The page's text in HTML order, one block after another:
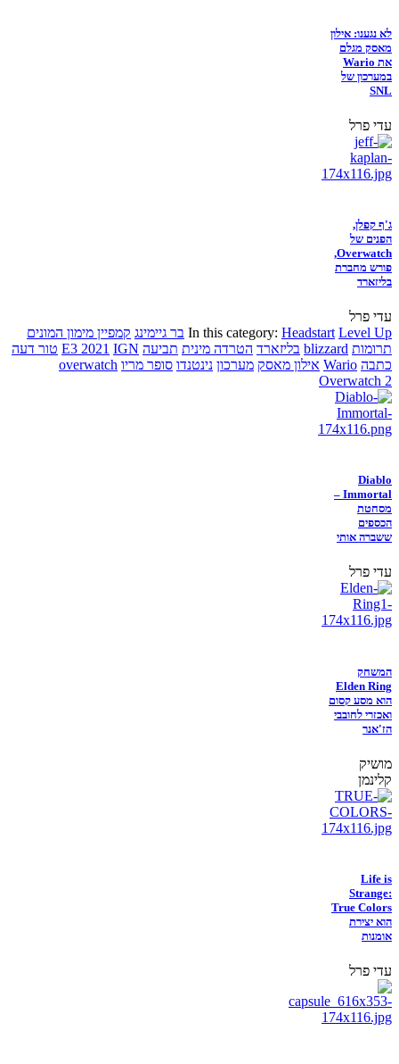
לא נגענו: אילון
מאסק מגלם
את Wario
במערכון של
SNL
עדי פרל
ג'ף קפלן,
הפנים של
Overwatch,
פורש מחברת
בליזארד
עדי פרל
In this category: Headstart Level Up בר גיימינג קמפיין מימון המונים
תרומות blizzard בליזארד הטרדה מינית תביעה E3 2021 IGN
טור דעה
כתבה Wario אילון מאסק מערכון נינטנדו סופר מריו overwatch
Overwatch 2
Diablo
Immortal –
מסחטת
הכספים
ששברה אותי
עדי פרל
המשחק
Elden Ring
הוא מסע קסום
ואכזרי לחובבי
הז'אנר
מושיק
קלינמן
Life is
Strange:
True Colors
הוא יצירת
אומנות
עדי פרל